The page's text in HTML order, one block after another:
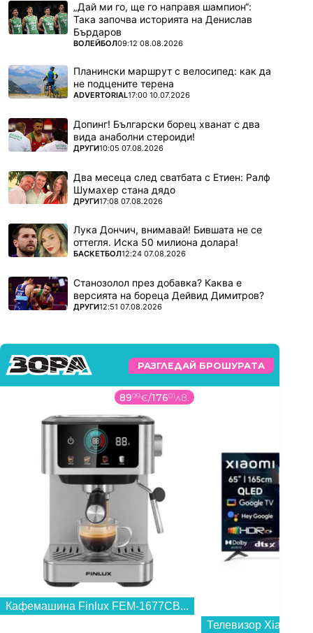
„Дай ми го, ще го направя шампион“:
Така започва историята на Денислав
Бърдаров
ПОВЕЧЕ ОТ
ВОЛЕЙБОЛ09:12 08.08.2026
Планински маршрут с велосипед: как да
не подцените терена
ПОВЕЧЕ ОТ
ADVERTORIAL17:00 10.07.2026
Допинг! Български борец хванат с два
вида анаболни стероиди!
ПОВЕЧЕ ОТ
ДРУГИ10:05 07.08.2026
Два месеца след сватбата с Етиен: Ралф
Шумахер стана дядо
ПОВЕЧЕ ОТ
ДРУГИ17:08 07.08.2026
Лука Дончич, внимавай! Бившата не се
оттегля. Иска 50 милиона долара!
ПОВЕЧЕ ОТ
БАСКЕТБОЛ12:24 07.08.2026
Станозолол през добавка? Каква е
версията на бореца Дейвид Димитров?
ПОВЕЧЕ ОТ
ДРУГИ12:51 07.08.2026
РАЗГЛЕДАЙ БРОШУРАТА
8999€/17601лв.
Кафемашина Finlux FEM-1677CB...